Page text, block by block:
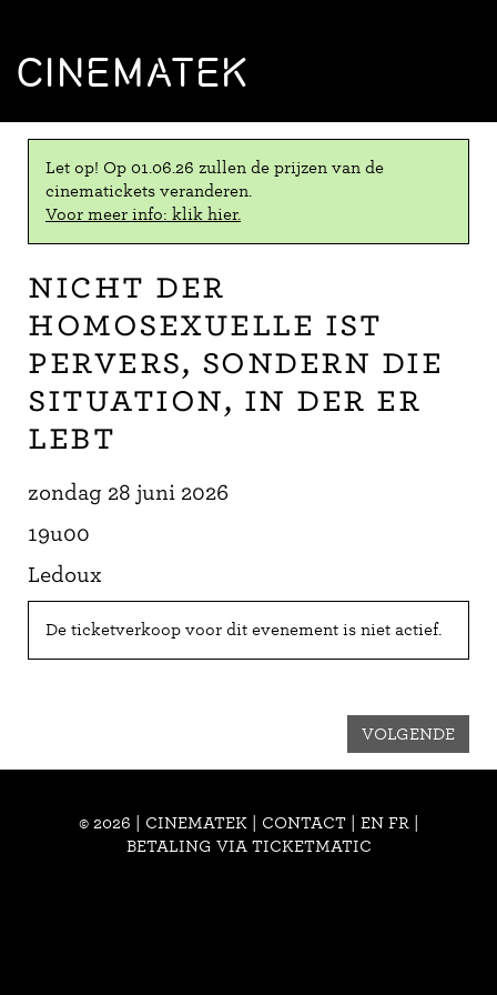
CINEMATEK
Let op! Op 01.06.26 zullen de prijzen van de
cinematickets veranderen.
Voor meer info: klik hier.
Nicht der
Homosexuelle ist
pervers, sondern die
Situation, in der er
lebt
zondag 28 juni 2026
19u00
Ledoux
De ticketverkoop voor dit evenement is niet actief.
VOLGENDE
© 2026 | CINEMATEK | CONTACT| EN FR
BETALING VIA TICKETMATIC